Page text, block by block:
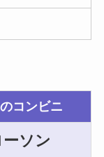
コンビニ
ーソン